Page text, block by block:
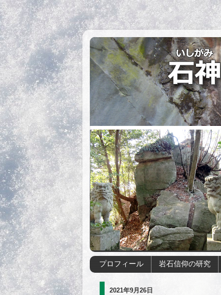
プロフィール 岩石信仰の研究
2021年9月26日